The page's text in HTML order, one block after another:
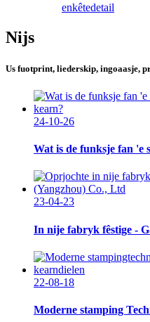
enkêtedetail
Nijs
Us fuotprint, liederskip, ingoaasje,
24-10-26
Wat is de funksje fan 'e
23-04-23
In nije fabryk fêstige -
22-08-18
Moderne stamping